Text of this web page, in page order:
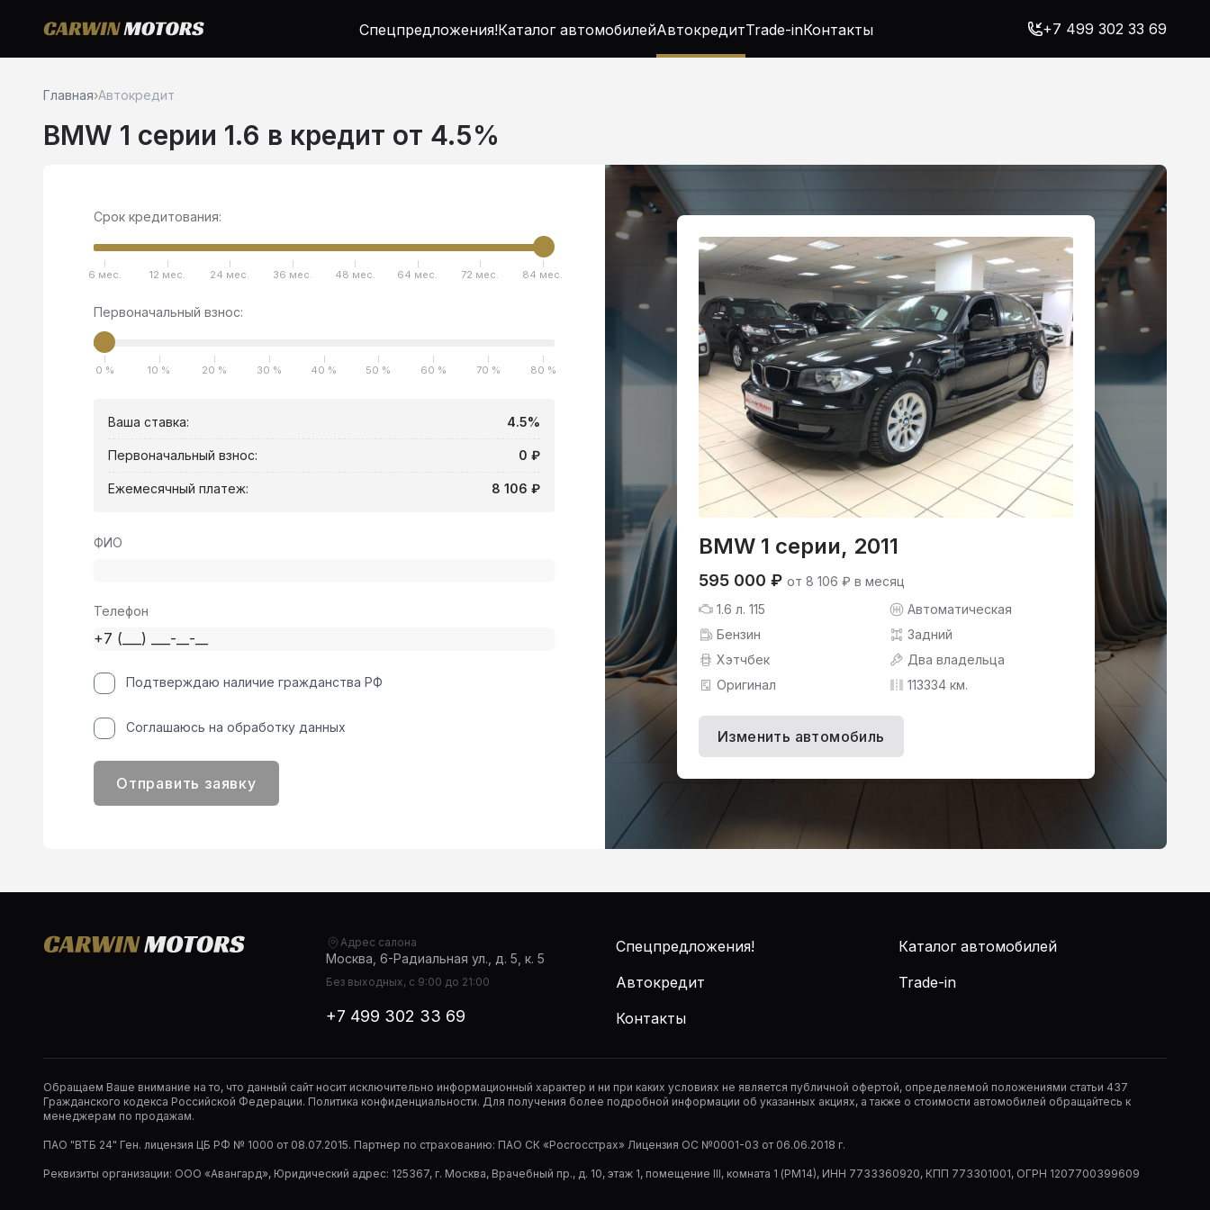
Спецпредложения!Каталог автомобилейАвтокредитTrade-inКонтакты +7 499 302 33 69
Главная›Автокредит
BMW 1 серии 1.6 в кредит от 4.5%
BMW 1 серии, 2011
595 000 ₽ от 8 106 ₽ в месяц
1.6 л. 115
Автоматическая
Бензин
Задний
Хэтчбек
Два владельца
Оригинал
113334 км.
Изменить автомобиль
Срок кредитования:
6 мес. 12 мес. 24 мес. 36 мес. 48 мес. 64 мес. 72 мес. 84 мес.
Первоначальный взнос:
0 % 10 % 20 % 30 % 40 % 50 % 60 % 70 % 80 %
Ваша ставка: 4.5%
Первоначальный взнос: 0 ₽
Ежемесячный платеж: 8 106 ₽
ФИО
Телефон
Подтверждаю наличие гражданства РФ
Соглашаюсь на обработку данных
Отправить заявку
Адрес салона
Москва, 6-Радиальная ул., д. 5, к. 5
Без выходных, с 9:00 до 21:00
+7 499 302 33 69
Спецпредложения!
Каталог автомобилей
Автокредит
Trade-in
Контакты
Обращаем Ваше внимание на то, что данный сайт носит исключительно информационный характер и ни при каких условиях не является публичной офертой, определяемой положениями статьи 437
Гражданского кодекса Российской Федерации. Политика конфиденциальности. Для получения более подробной информации об указанных акциях, а также о стоимости автомобилей обращайтесь к
менеджерам по продажам.
ПАО "ВТБ 24" Ген. лицензия ЦБ РФ № 1000 от 08.07.2015. Партнер по страхованию: ПАО СК «Росгосстрах» Лицензия ОС №0001-03 от 06.06.2018 г.
Реквизиты организации: ООО «Авангард», Юридический адрес: 125367, г. Москва, Врачебный пр., д. 10, этаж 1, помещение III, комната 1 (РМ14), ИНН 7733360920, КПП 773301001, ОГРН 1207700399609